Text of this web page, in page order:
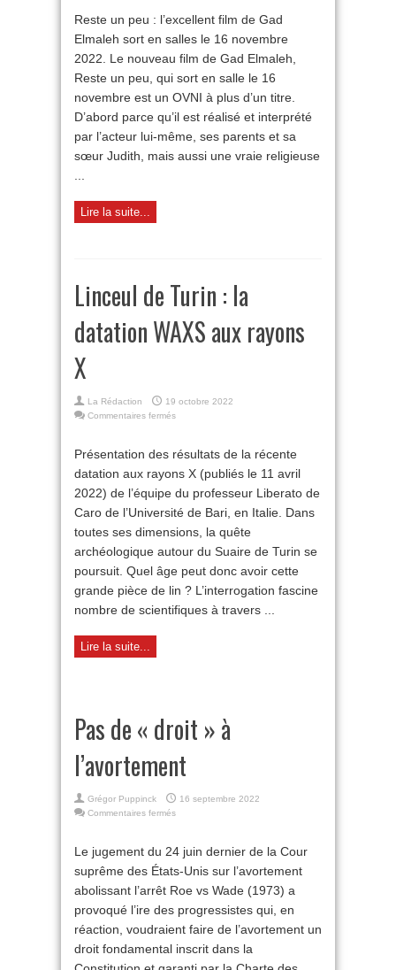
we
trust
Reste un peu : l’excellent film de Gad
Elmaleh sort en salles le 16 novembre
2022. Le nouveau film de Gad Elmaleh,
Reste un peu, qui sort en salle le 16
novembre est un OVNI à plus d’un titre.
D’abord parce qu’il est réalisé et interprété
par l’acteur lui-même, ses parents et sa
sœur Judith, mais aussi une vraie religieuse
...
Lire la suite...
Linceul de Turin : la
datation WAXS aux rayons
X
La Rédaction
19 octobre 2022
Commentaires ferméssur
Turin
:
datation
WAXS
aux
X
Présentation des résultats de la récente
datation aux rayons X (publiés le 11 avril
2022) de l’équipe du professeur Liberato de
Caro de l’Université de Bari, en Italie. Dans
toutes ses dimensions, la quête
archéologique autour du Suaire de Turin se
poursuit. Quel âge peut donc avoir cette
grande pièce de lin ? L’interrogation fascine
nombre de scientifiques à travers ...
Lire la suite...
Pas de « droit » à
l’avortement
Grégor Puppinck
16 septembre 2022
Commentaires ferméssur
« droit »
à
Le jugement du 24 juin dernier de la Cour
suprême des États-Unis sur l’avortement
abolissant l’arrêt Roe vs Wade (1973) a
provoqué l’ire des progressistes qui, en
réaction, voudraient faire de l’avortement un
droit fondamental inscrit dans la